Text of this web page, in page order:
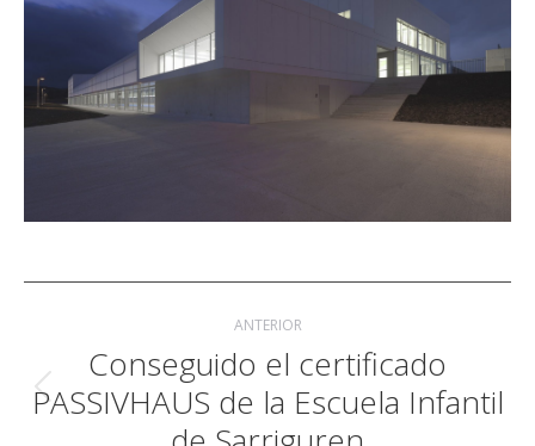
Navegación
entre
publicaciones
ANTERIOR
Publicación
anterior:
Conseguido el certificado
PASSIVHAUS de la Escuela Infantil